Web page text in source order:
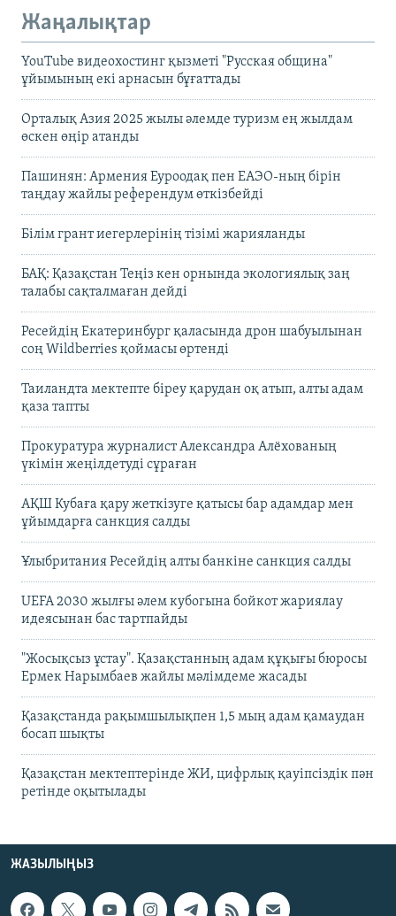
Жаңалықтар
YouTube видеохостинг қызметі "Русская община"
ұйымының екі арнасын бұғаттады
Орталық Азия 2025 жылы әлемде туризм ең жылдам
өскен өңір атанды
Пашинян: Армения Еуроодақ пен ЕАЭО-ның бірін
таңдау жайлы референдум өткізбейді
Білім грант иегерлерінің тізімі жарияланды
БАҚ: Қазақстан Теңіз кен орнында экологиялық заң
талабы сақталмаған дейді
Ресейдің Екатеринбург қаласында дрон шабуылынан
соң Wildberries қоймасы өртенді
Таиландта мектепте біреу қарудан оқ атып, алты адам
қаза тапты
Прокуратура журналист Александра Алёхованың
үкімін жеңілдетуді сұраған
АҚШ Кубаға қару жеткізуге қатысы бар адамдар мен
ұйымдарға санкция салды
Ұлыбритания Ресейдің алты банкіне санкция салды
UEFA 2030 жылғы әлем кубогына бойкот жариялау
идеясынан бас тартпайды
"Жосықсыз ұстау". Қазақстанның адам құқығы бюросы
Ермек Нарымбаев жайлы мәлімдеме жасады
Қазақстанда рақымшылықпен 1,5 мың адам қамаудан
босап шықты
Қазақстан мектептерінде ЖИ, цифрлық қауіпсіздік пән
ретінде оқытылады
ЖАЗЫЛЫҢЫЗ